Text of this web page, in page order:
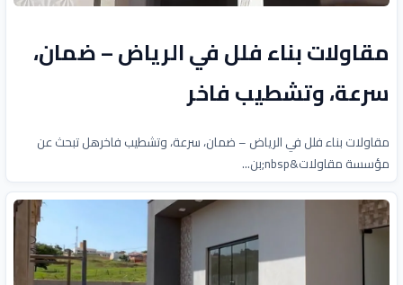
مقاولات بناء فلل في الرياض – ضمان،
سرعة، وتشطيب فاخر
مقاولات بناء فلل في الرياض – ضمان، سرعة، وتشطيب فاخرهل تبحث عن
مؤسسة مقاولات&nbsp;بن...